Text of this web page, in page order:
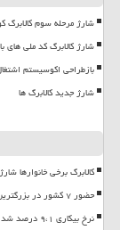
شارژ مرحله سوم کالابرگ
شارژ کالابرگ کد ملی های
بازطراحی اکوسیستم
شارژ جدید کالابرگ ها
کالابرگ برخی خانوارها
حضور ۷ کشور در بزرگترین پلتفرم تبادلات تجاری حوزه ساخت وساز
نرخ بیکاری ۹،۱ درصد شد